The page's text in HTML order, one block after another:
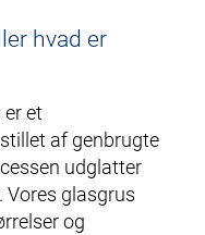
hvad er
er et
af genbrugte
udglatter
Vores glasgrus
og